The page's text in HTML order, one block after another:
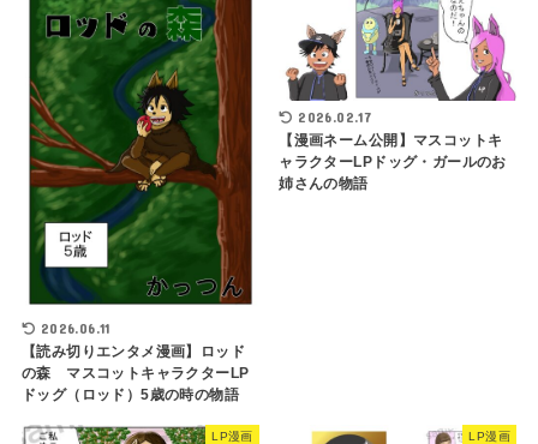
2026.06.11
【読み切りエンタメ漫画】ロッド
の森 マスコットキャラクターLP
ドッグ（ロッド）5歳の時の物語
2026.02.17
【漫画ネーム公開】マスコットキ
ャラクターLPドッグ・ガールのお
姉さんの物語
LP漫画 LP漫画